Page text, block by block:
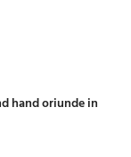
hand oriunde in